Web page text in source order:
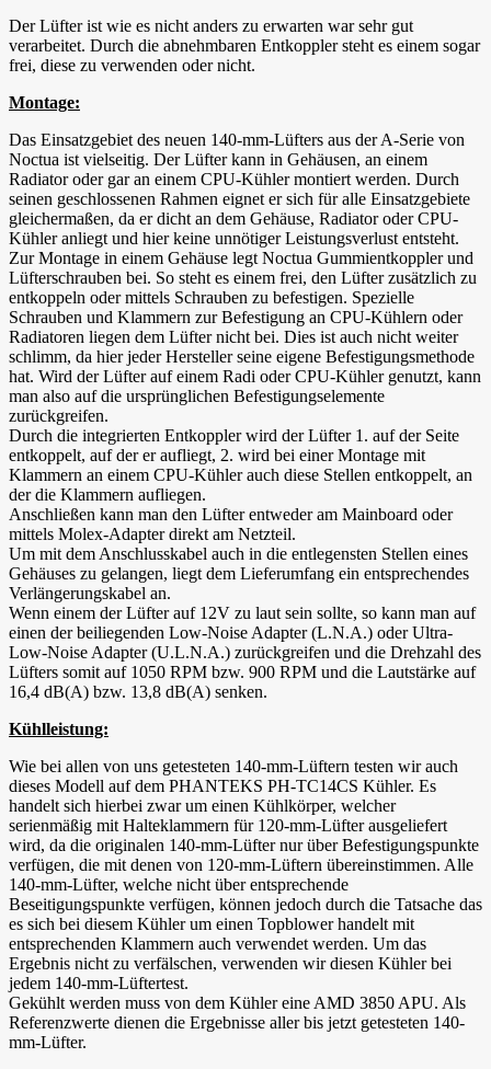
Der Lüfter ist wie es nicht anders zu erwarten war sehr gut
verarbeitet. Durch die abnehmbaren Entkoppler steht es einem sogar
frei, diese zu verwenden oder nicht.
Montage:
Das Einsatzgebiet des neuen 140-mm-Lüfters aus der A-Serie von
Noctua ist vielseitig. Der Lüfter kann in Gehäusen, an einem
Radiator oder gar an einem CPU-Kühler montiert werden. Durch
seinen geschlossenen Rahmen eignet er sich für alle Einsatzgebiete
gleichermaßen, da er dicht an dem Gehäuse, Radiator oder CPU-
Kühler anliegt und hier keine unnötiger Leistungsverlust entsteht.
Zur Montage in einem Gehäuse legt Noctua Gummientkoppler und
Lüfterschrauben bei. So steht es einem frei, den Lüfter zusätzlich zu
entkoppeln oder mittels Schrauben zu befestigen. Spezielle
Schrauben und Klammern zur Befestigung an CPU-Kühlern oder
Radiatoren liegen dem Lüfter nicht bei. Dies ist auch nicht weiter
schlimm, da hier jeder Hersteller seine eigene Befestigungsmethode
hat. Wird der Lüfter auf einem Radi oder CPU-Kühler genutzt, kann
man also auf die ursprünglichen Befestigungselemente
zurückgreifen.
Durch die integrierten Entkoppler wird der Lüfter 1. auf der Seite
entkoppelt, auf der er aufliegt, 2. wird bei einer Montage mit
Klammern an einem CPU-Kühler auch diese Stellen entkoppelt, an
der die Klammern aufliegen.
Anschließen kann man den Lüfter entweder am Mainboard oder
mittels Molex-Adapter direkt am Netzteil.
Um mit dem Anschlusskabel auch in die entlegensten Stellen eines
Gehäuses zu gelangen, liegt dem Lieferumfang ein entsprechendes
Verlängerungskabel an.
Wenn einem der Lüfter auf 12V zu laut sein sollte, so kann man auf
einen der beiliegenden Low-Noise Adapter (L.N.A.) oder Ultra-
Low-Noise Adapter (U.L.N.A.) zurückgreifen und die Drehzahl des
Lüfters somit auf 1050 RPM bzw. 900 RPM und die Lautstärke auf
16,4 dB(A) bzw. 13,8 dB(A) senken.
Kühlleistung:
Wie bei allen von uns getesteten 140-mm-Lüftern testen wir auch
dieses Modell auf dem PHANTEKS PH-TC14CS Kühler. Es
handelt sich hierbei zwar um einen Kühlkörper, welcher
serienmäßig mit Halteklammern für 120-mm-Lüfter ausgeliefert
wird, da die originalen 140-mm-Lüfter nur über Befestigungspunkte
verfügen, die mit denen von 120-mm-Lüftern übereinstimmen. Alle
140-mm-Lüfter, welche nicht über entsprechende
Beseitigungspunkte verfügen, können jedoch durch die Tatsache das
es sich bei diesem Kühler um einen Topblower handelt mit
entsprechenden Klammern auch verwendet werden. Um das
Ergebnis nicht zu verfälschen, verwenden wir diesen Kühler bei
jedem 140-mm-Lüftertest.
Gekühlt werden muss von dem Kühler eine AMD 3850 APU. Als
Referenzwerte dienen die Ergebnisse aller bis jetzt getesteten 140-
mm-Lüfter.